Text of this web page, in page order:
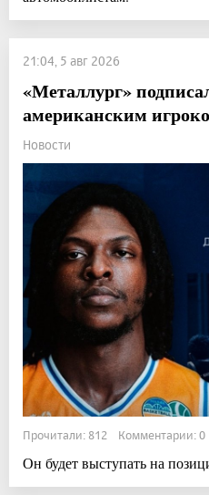
21:04, 5 авг 2026
«Металлург»
американским
Новости
Прочитали: 812 Комментарии: 0
Он будет выступать на